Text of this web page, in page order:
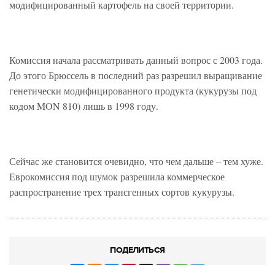
модифицированный картофель на своей территории.
Комиссия начала рассматривать данный вопрос с 2003 года.
До этого Брюссель в последний раз разрешил выращивание
генетически модифицированного продукта (кукурузы под
кодом MON 810) лишь в 1998 году.
Сейчас же становится очевидно, что чем дальше – тем хуже.
Еврокомиссия под шумок разрешила коммерческое
распространение трех трансгенных сортов кукурузы.
ПОДЕЛИТЬСЯ